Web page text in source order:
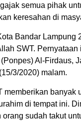
semua pihak
keresahan di
Bandar
SWT.
Al-Firdaus,
3/2020) malam.
memberikan
di tempat ini.
orang sudah takut